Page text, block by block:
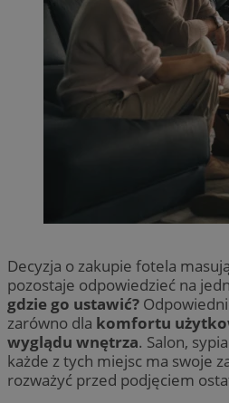
Decyzja o zakupie fotela
pozostaje odpowiedzieć na
gdzie go ustawić?
zarówno dla komfortu
wyglądu wnętrza. Salon,
każde z tych miejsc ma swoje
rozważyć przed podjęciem